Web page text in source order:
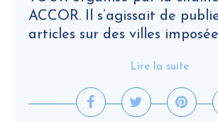
ACCOR. Il s’agissait de
articles sur des villes
Lire la suite